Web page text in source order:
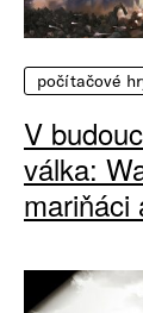
počítačové
V
válka:
mariňáci